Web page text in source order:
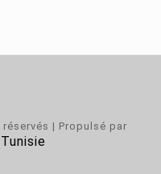
| Propulsé par